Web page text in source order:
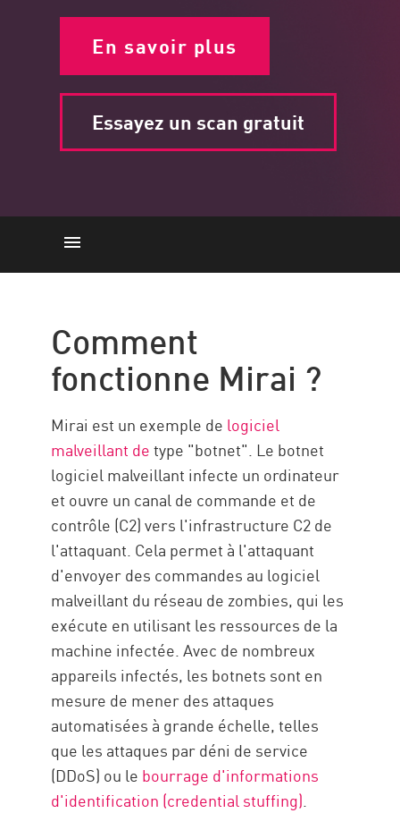
En savoir plus
Essayez un scan gratuit
La menace
Comment se protéger
Mirai logiciel malveillant
Protection avec Check Point
Ressources
Comment
fonctionne Mirai ?
Mirai est un exemple de logiciel
malveillant detype "botnet". Le botnet
logiciel malveillant infecte un ordinateur
et ouvre un canal de commande et de
contrôle (C2) vers l'infrastructure C2 de
l'attaquant. Cela permet à l'attaquant
d'envoyer des commandes au logiciel
malveillant du réseau de zombies, qui les
exécute en utilisant les ressources de la
machine infectée. Avec de nombreux
appareils infectés, les botnets sont en
mesure de mener des attaques
automatisées à grande échelle, telles
que les attaques par déni de service
(DDoS) ou le bourrage d'informations
d'identification (credential stuffing).